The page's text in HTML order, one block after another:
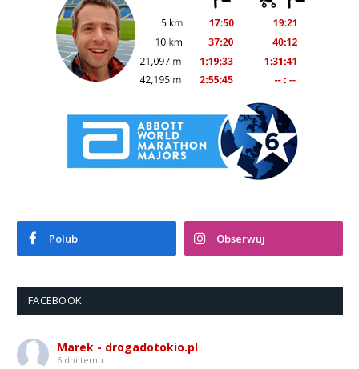
Polub Obserwuj
FACEBOOK
Marek - drogadotokio.pl
6 dni temu